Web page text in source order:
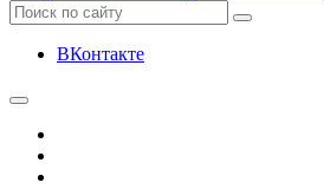
ВКонтакте